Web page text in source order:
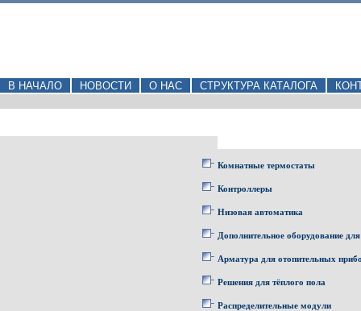
В НАЧАЛО НОВОСТИ О НАС СТРУКТУРА КАТАЛОГА
Комнатные термостаты
Контроллеры
Низовая автоматика
Дополнительное оборудование
Арматура для отопительных
Решения для тёплого пола
Распределительные модули